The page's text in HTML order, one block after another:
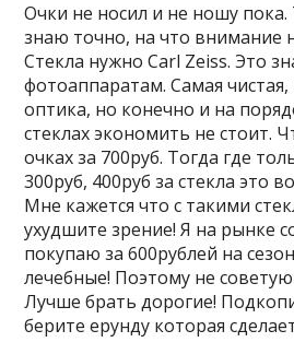
Очки не носил и не ношу
знаю точно, на что внимание
Стекла нужно Carl Zeiss. Это
фотоаппаратам. Самая чистая,
оптика, но конечно и на
стеклах экономить не стоит.
очках за 700руб. Тогда где
300руб, 400руб за стекла это
Мне кажется что с такими
ухудшите зрение! Я на рынке
покупаю за 600рублей на
лечебные! Поэтому не
Лучше брать дорогие!
берите ерунду которая